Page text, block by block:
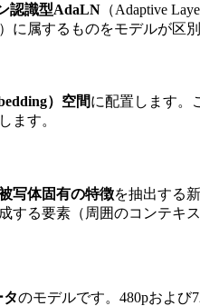
認識型AdaLN （Adaptive
属するものをモデルが区
）空間に配置します。
ます。
写体固有の特徴を抽出する
る要素（周囲のコンテキ
のモデルです。480pおよび